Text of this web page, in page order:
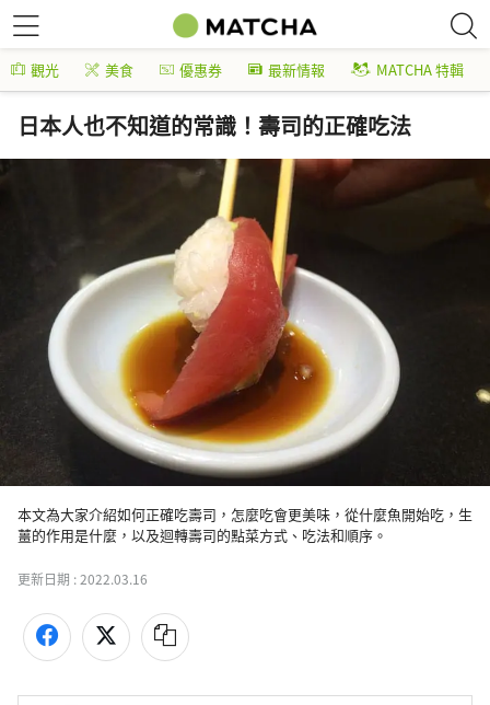
觀光 美食 優惠券 最新情報 MATCHA 特輯
日本人也不知道的常識！壽司的正確吃法
本文為大家介紹如何正確吃壽司，怎麼吃會更美味，從什麼魚開始吃，生
薑的作用是什麼，以及迴轉壽司的點菜方式、吃法和順序。
更新日期 :2022.03.16